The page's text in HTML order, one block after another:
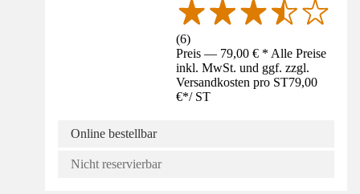
(6)
Preis — 79,00 € * Alle Preise
inkl. MwSt. und ggf. zzgl.
Versandkosten pro ST79,00
€*/ ST
Online bestellbar
Nicht reservierbar